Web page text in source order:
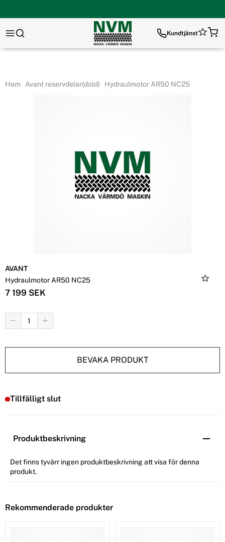
Kundtjänst
Hem Avant reservdelar(dold) Hydraulmotor AR50 NC25
AVANT
Hydraulmotor AR50 NC25
7 199 SEK
BEVAKA PRODUKT
Tillfälligt slut
Produktbeskrivning
Det finns tyvärr ingen produktbeskrivning att visa för denna
produkt.
Rekommenderade produkter